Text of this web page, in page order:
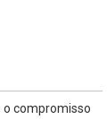
o compromisso